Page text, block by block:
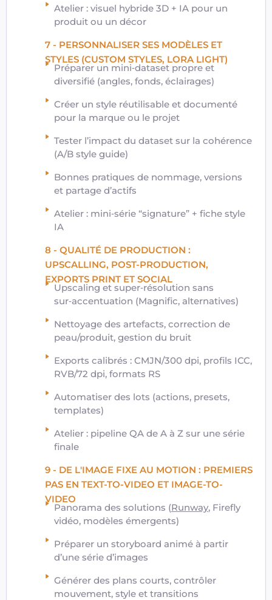
Atelier : visuel hybride 3D + IA pour un
produit ou un décor
7 - PERSONNALISER SES MODÈLES ET
STYLES (CUSTOM STYLES, LORA LIGHT)
Préparer un mini‑dataset propre et
diversifié (angles, fonds, éclairages)
Créer un style réutilisable et documenté
pour la marque ou le projet
Tester l’impact du dataset sur la cohérence
(A/B style guide)
Bonnes pratiques de nommage, versions
et partage d’actifs
Atelier : mini‑série “signature” + fiche style
IA
8 - QUALITÉ DE PRODUCTION :
UPSCALLING, POST-PRODUCTION,
EXPORTS PRINT ET SOCIAL
Upscaling et super‑résolution sans
sur‑accentuation (Magnific, alternatives)
Nettoyage des artefacts, correction de
peau/produit, gestion du bruit
Exports calibrés : CMJN/300 dpi, profils ICC,
RVB/72 dpi, formats RS
Automatiser des lots (actions, presets,
templates)
Atelier : pipeline QA de A à Z sur une série
finale
9 - DE L'IMAGE FIXE AU MOTION : PREMIERS
PAS EN TEXT-TO-VIDEO ET IMAGE-TO-
VIDEO
Panorama des solutions (Runway, Firefly
vidéo, modèles émergents)
Préparer un storyboard animé à partir
d’une série d’images
Générer des plans courts, contrôler
mouvement, style et transitions